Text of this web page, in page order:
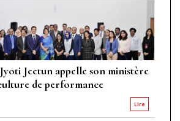
Jeetun appelle son ministère
de performance
Lire